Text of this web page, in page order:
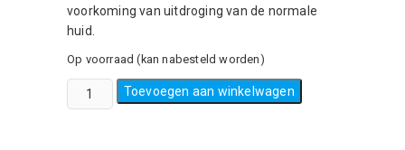
voorkoming van uitdroging van de normale
huid.
Op voorraad (kan nabesteld worden)
Fagron
Lanette
Toevoegen aan winkelwagen